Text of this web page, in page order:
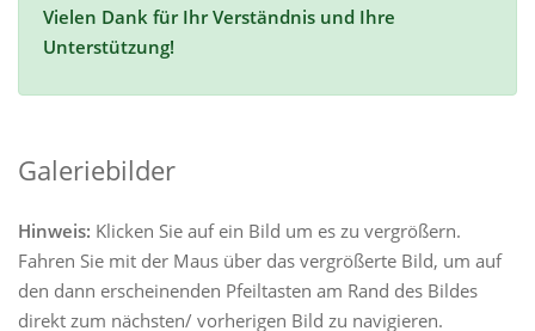
Vielen Dank für Ihr Verständnis und Ihre
Unterstützung!
Galeriebilder
Hinweis: Klicken Sie auf ein Bild um es zu vergrößern.
Fahren Sie mit der Maus über das vergrößerte Bild, um auf
den dann erscheinenden Pfeiltasten am Rand des Bildes
direkt zum nächsten/ vorherigen Bild zu navigieren.